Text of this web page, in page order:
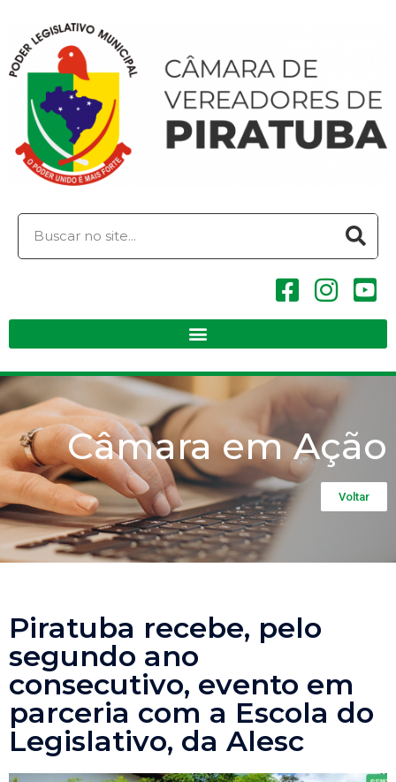
Câmara em Ação
Voltar
Piratuba recebe, pelo
segundo ano
consecutivo, evento em
parceria com a Escola do
Legislativo, da Alesc